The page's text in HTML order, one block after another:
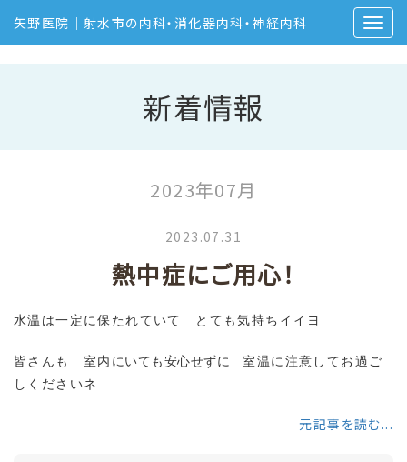
矢野医院｜射水市の内科・消化器内科・神経内科
新着情報
2023年07月
2023.07.31
熱中症にご用心！
水温は一定に保たれていて とても気持ちイイヨ
皆さんも 室内 にいても安心せずに室温に注意してお過ご
しくださいネ
元記事を読む...